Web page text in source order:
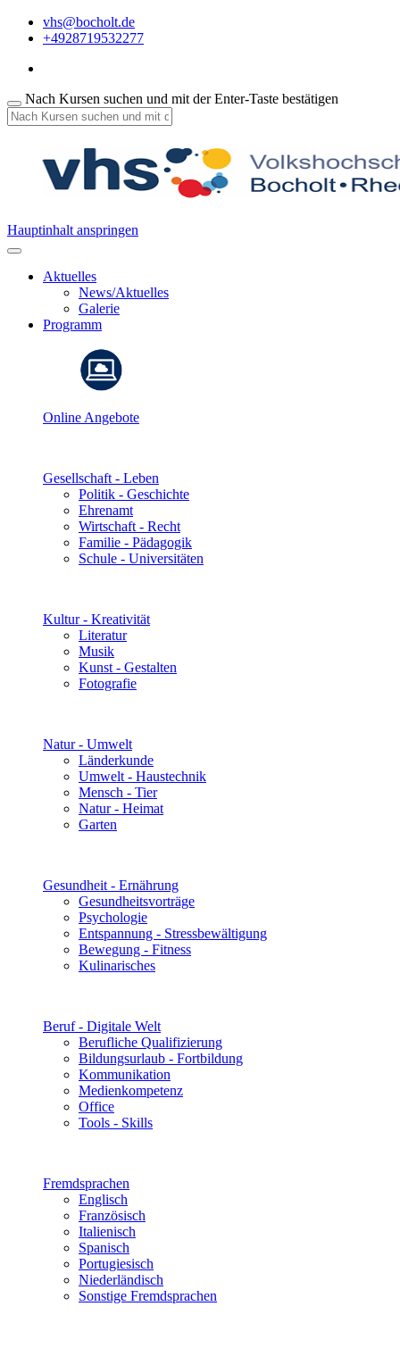
vhs@bocholt.de
+4928719532277
Nach Kursen suchen und mit der Enter-Taste bestätigen
Hauptinhalt anspringen
Aktuelles
News/Aktuelles
Galerie
Programm
Online Angebote
Gesellschaft - Leben
Politik - Geschichte
Ehrenamt
Wirtschaft - Recht
Familie - Pädagogik
Schule - Universitäten
Kultur - Kreativität
Literatur
Musik
Kunst - Gestalten
Fotografie
Natur - Umwelt
Länderkunde
Umwelt - Haustechnik
Mensch - Tier
Natur - Heimat
Garten
Gesundheit - Ernährung
Gesundheitsvorträge
Psychologie
Entspannung - Stressbewältigung
Bewegung - Fitness
Kulinarisches
Beruf - Digitale Welt
Berufliche Qualifizierung
Bildungsurlaub - Fortbildung
Kommunikation
Medienkompetenz
Office
Tools - Skills
Fremdsprachen
Englisch
Französisch
Italienisch
Spanisch
Portugiesisch
Niederländisch
Sonstige Fremdsprachen